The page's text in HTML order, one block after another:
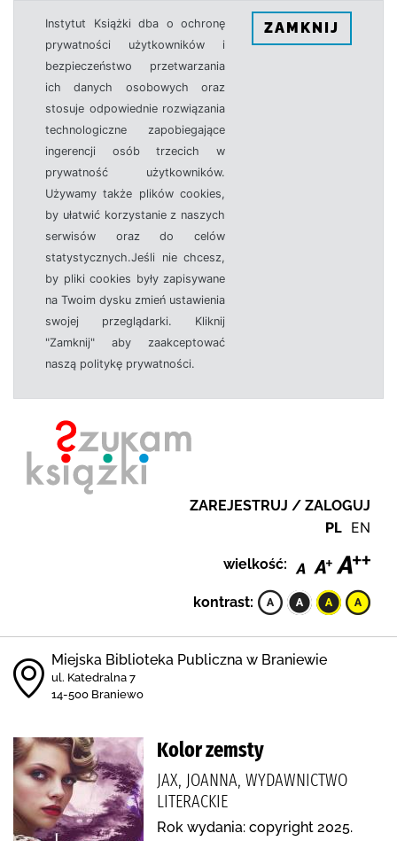
Instytut Książki dba o ochronę
prywatności użytkowników i
bezpieczeństwo przetwarzania
ich danych osobowych oraz
stosuje odpowiednie rozwiązania
technologiczne zapobiegające
ingerencji osób trzecich w
prywatność użytkowników.
Używamy także plików cookies,
by ułatwić korzystanie z naszych
serwisów oraz do celów
statystycznych.Jeśli nie chcesz,
by pliki cookies były zapisywane
na Twoim dysku zmień ustawienia
swojej przeglądarki. Kliknij
"Zamknij" aby zaakceptować
naszą politykę prywatności.
ZAMKNIJ
ZAREJESTRUJ / ZALOGUJ
PL EN
wielkość:
kontrast:
Miejska Biblioteka Publiczna w Braniewie
ul. Katedralna 7
14-500 Braniewo
Kolor zemsty
JAX, JOANNA, WYDAWNICTWO
LITERACKIE
Rok wydania: copyright 2025.